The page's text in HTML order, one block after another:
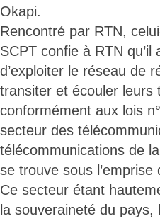
Okapi.
Rencontré par RTN,
SCPT confie à RTN
d’exploiter le réseau de
transiter et écouler leurs
conformément aux lois
secteur des
télécommunications de
se trouve sous
Ce secteur étant
la souveraineté du